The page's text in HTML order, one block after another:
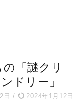
「謎クリ
ドリー」
日 / 2024年1月12日